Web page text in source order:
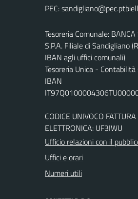
PEC:
Tesoreria Comunale: BANCA
S.P.A. Filiale di Sandigliano
IBAN agli uffici comunali)
Tesoreria Unica - Contabilità
IBAN
CODICE UNIVOCO FATTURA
ELETTRONICA: UF3IWU
Ufficio relazioni con il
Uffici e orari
Numeri utili